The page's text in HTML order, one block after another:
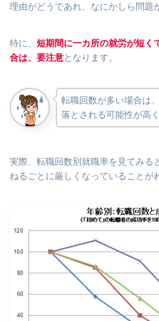
理由がどうであれ、なにかしら問題
特に、 短期間に一カ所の就労が短く
合は、要注意となります。
転職回数が多い場合は
落とされる可能性が高
実際、転職回数別就職率を見てみる
ねるごとに厳しくなっていることが